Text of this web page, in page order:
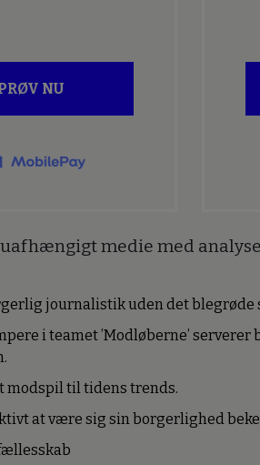
NU
medie med
journalistik uden det
i teamet ’Modløberne’
modspil til tidens trends.
at være sig sin borgerlighed